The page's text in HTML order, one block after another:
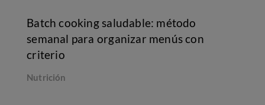
Batch cooking saludable: método
semanal para organizar menús con
criterio
Nutrición